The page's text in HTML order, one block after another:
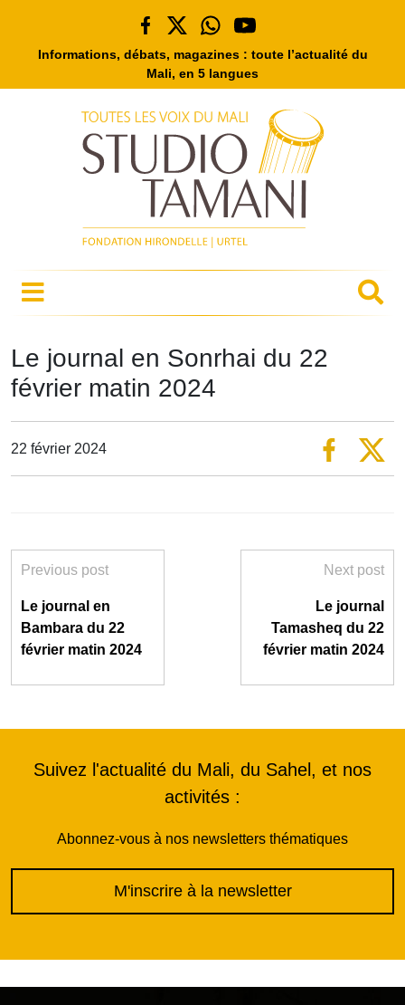
Informations, débats, magazines : toute l’actualité du
Mali, en 5 langues
Le journal en Sonrhai du 22
février matin 2024
22 février 2024
Previous post
Le journal en
Bambara du 22
février matin 2024
Next post
Le journal
Tamasheq du 22
février matin 2024
Suivez l'actualité du Mali, du Sahel, et nos
activités :
Abonnez-vous à nos newsletters thématiques
M'inscrire à la newsletter